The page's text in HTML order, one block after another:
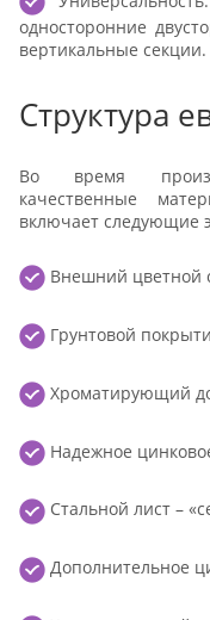
односторонние
вертикальные секции.
Структура
Во время
качественные
включает следующие
Внешний цветной
Грунтовой
Хроматирующий
Надежное
Стальной лист –
Дополнительное